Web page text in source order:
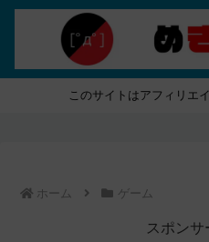
このサイトはアフィリエ
ホーム ゲーム
スポンサ